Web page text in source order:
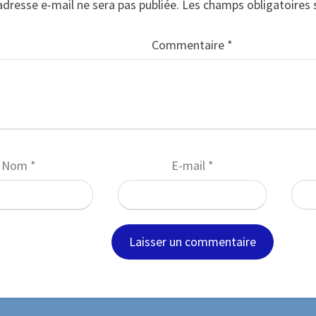
e-mail ne sera pas publiée. Les champs
Commentaire *
Nom * E-mail *